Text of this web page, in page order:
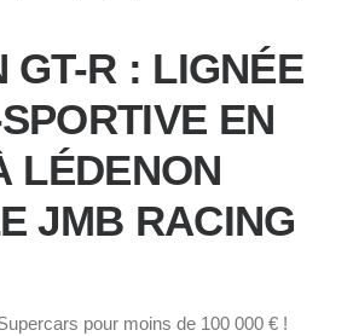
GT-R : LIGNÉE
EN
LÉDENON
JMB RACING
pour moins de 100 000 € !